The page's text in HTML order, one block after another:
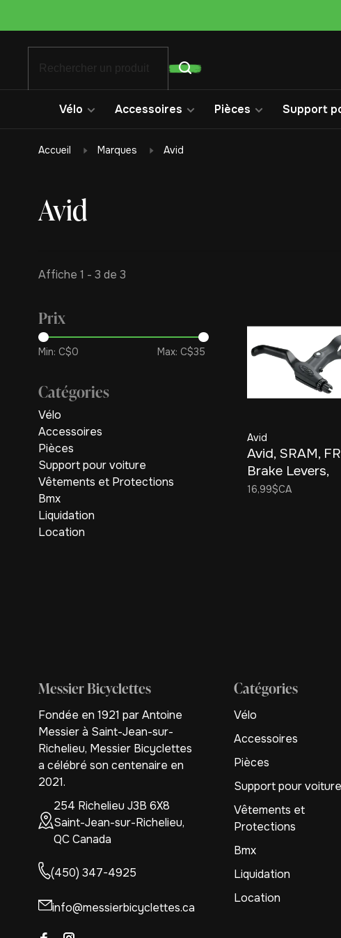
Vélo Accessoires Pièces Support
Accueil Marques Avid
Avid
Affiche 1 - 3 de 3
Prix
Min: C$0 Max: C$35
Catégories
Vélo
Accessoires
Pièces
Support pour voiture
Vêtements et Protections
Bmx
Liquidation
Location
Avid
Avid, SRAM,
Brake Levers,
Black single
16,99$CA
Messier Bicyclettes
Fondée en 1921 par Antoine
Messier à Saint-Jean-sur-
Richelieu, Messier Bicyclettes
a célébré son centenaire en
2021.
254 Richelieu J3B 6X8
Saint-Jean-sur-Richelieu,
QC Canada
(450) 347-4925
info@messierbicyclettes.ca
Catégories
Vélo
Accessoires
Pièces
Support pour voiture
Vêtements et
Protections
Bmx
Liquidation
Location